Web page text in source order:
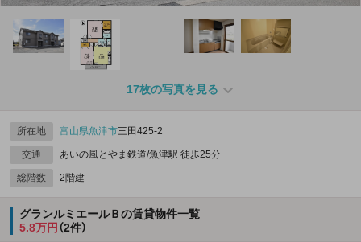
17枚の写真を見る
所在地 富山県魚津市三田425‐2
交通 あいの風とやま鉄道/魚津駅 徒歩25分
総階数 2階建
グランルミエールＢの賃貸物件一覧
5.8万円（2件）